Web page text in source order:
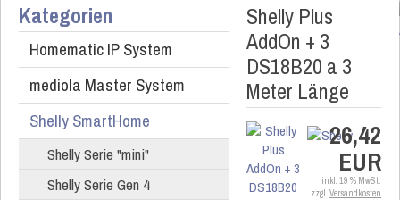
Kategorien
Homematic IP System
mediola Master System
Shelly SmartHome
Shelly Serie "mini"
Shelly Serie Gen 4
Shelly Plus
AddOn + 3
DS18B20 a 3
Meter Länge
26,42
EUR
inkl. 19 % MwSt.
zzgl. Versandkosten